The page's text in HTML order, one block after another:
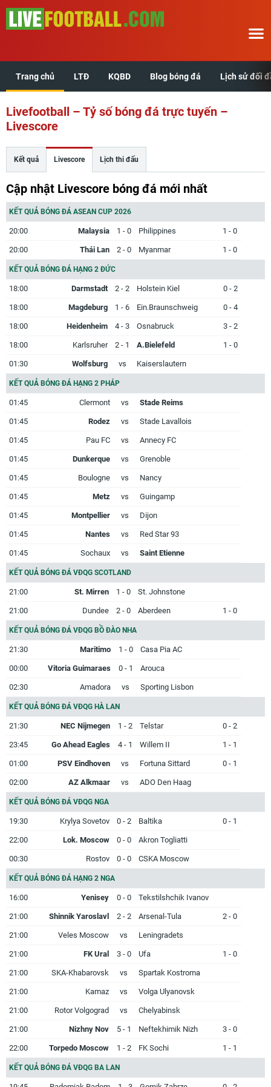
Trang chủ LTĐ KQBD Blog bóng đá Lịch sử đối
Livefootball – Tỷ số bóng đá trực tuyến –
Livescore
Kết quả Livescore Lịch thi đấu
Cập nhật Livescore bóng đá mới nhất
KẾT QUẢ BÓNG ĐÁ ASEAN CUP 2026
20:00 Malaysia 1 - 0 Philippines 1 - 0
20:00 Thái Lan 2 - 0 Myanmar 1 - 0
KẾT QUẢ BÓNG ĐÁ HẠNG 2 ĐỨC
18:00 Darmstadt 2 - 2 Holstein Kiel 0 - 2
18:00 Magdeburg 1 - 6 Ein.Braunschweig 0 - 4
18:00 Heidenheim 4 - 3 Osnabruck 3 - 2
18:00 Karlsruher 2 - 1 A.Bielefeld 1 - 0
01:30 Wolfsburg vs Kaiserslautern
KẾT QUẢ BÓNG ĐÁ HẠNG 2 PHÁP
01:45 Clermont vs Stade Reims
01:45 Rodez vs Stade Lavallois
01:45 Pau FC vs Annecy FC
01:45 Dunkerque vs Grenoble
01:45 Boulogne vs Nancy
01:45 Metz vs Guingamp
01:45 Montpellier vs Dijon
01:45 Nantes vs Red Star 93
01:45 Sochaux vs Saint Etienne
KẾT QUẢ BÓNG ĐÁ VĐQG SCOTLAND
21:00 St. Mirren 1 - 0 St. Johnstone
21:00 Dundee 2 - 0 Aberdeen 1 - 0
KẾT QUẢ BÓNG ĐÁ VĐQG BỒ ĐÀO NHA
21:30 Maritimo 1 - 0 Casa Pia AC
00:00 Vitoria Guimaraes 0 - 1 Arouca
02:30 Amadora vs Sporting Lisbon
KẾT QUẢ BÓNG ĐÁ VĐQG HÀ LAN
21:30 NEC Nijmegen 1 - 2 Telstar 0 - 2
23:45 Go Ahead Eagles 4 - 1 Willem II 1 - 1
01:00 PSV Eindhoven vs Fortuna Sittard 0 - 1
02:00 AZ Alkmaar vs ADO Den Haag
KẾT QUẢ BÓNG ĐÁ VĐQG NGA
19:30 Krylya Sovetov 0 - 2 Baltika 0 - 1
22:00 Lok. Moscow 0 - 0 Akron Togliatti
00:30 Rostov 0 - 0 CSKA Moscow
KẾT QUẢ BÓNG ĐÁ HẠNG 2 NGA
16:00 Yenisey 0 - 0 Tekstilshchik Ivanov
21:00 Shinnik Yaroslavl 2 - 2 Arsenal-Tula 2 - 0
21:00 Veles Moscow vs Leningradets
21:00 FK Ural 3 - 0 Ufa 1 - 0
21:00 SKA-Khabarovsk vs Spartak Kostroma
21:00 Kamaz vs Volga Ulyanovsk
21:00 Rotor Volgograd vs Chelyabinsk
21:00 Nizhny Nov 5 - 1 Neftekhimik Nizh 3 - 0
22:00 Torpedo Moscow 1 - 2 FK Sochi 1 - 1
KẾT QUẢ BÓNG ĐÁ VĐQG BA LAN
Trang chủ
LTĐ
KQBD
Lịch sử đối đầu